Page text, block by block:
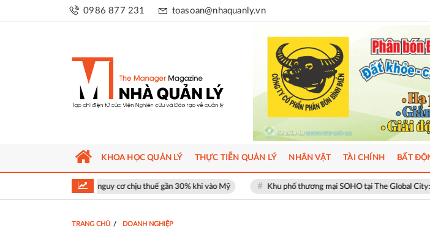
0986 877 231 toasoan@nhaquanly.vn
đối mặt nguy cơ chịu thuế gần 30% khi vào Mỹ Khu phố thương mại SOHO tại The Global City: Nơi bản sắc giao
KHOA HỌC QUẢN LÝ THỰC TIỄN QUẢN LÝ NHÂN VẬT TÀI CHÍNH BẤT
TRANG CHỦ DOANH NGHIỆP